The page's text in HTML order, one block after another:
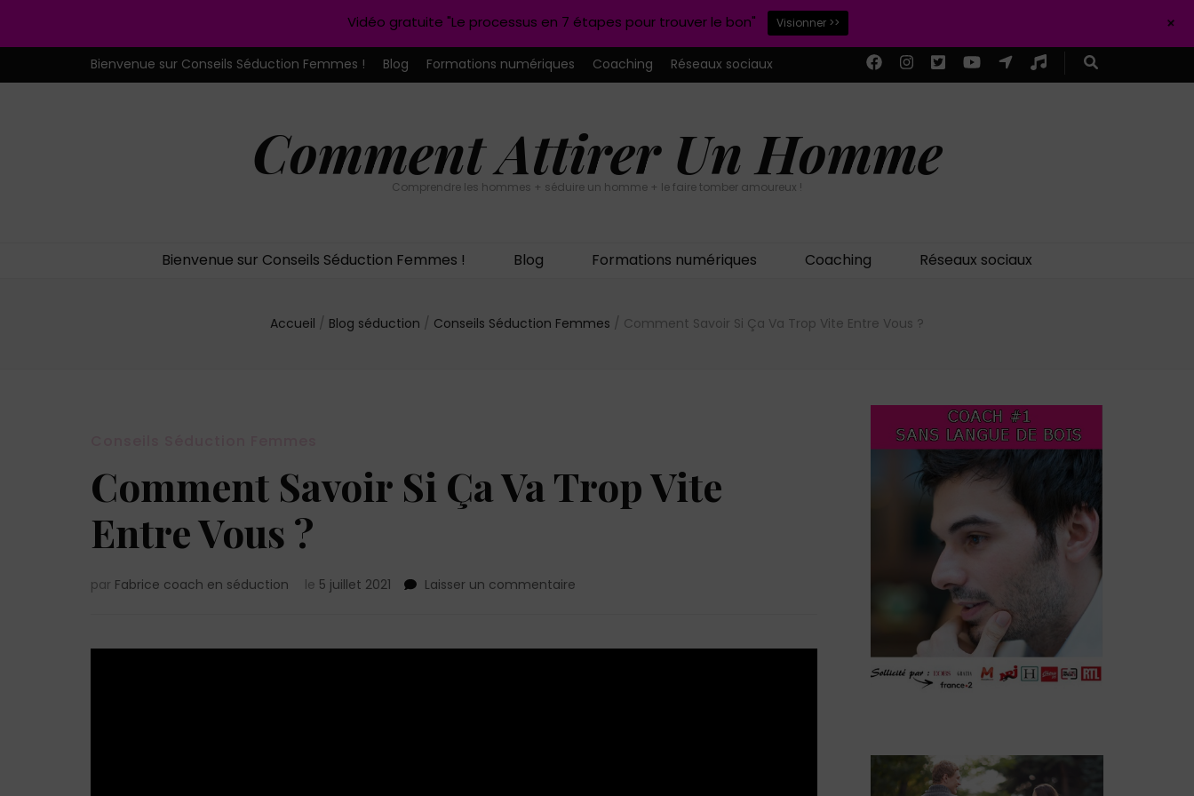
Bienvenue sur Conseils Séduction Femmes ! Blog Formations numériques Coaching Réseaux sociaux
Comment Attirer Un Homme
Comprendre les hommes + séduire un homme + le faire tomber amoureux !
Bienvenue sur Conseils Séduction Femmes ! Blog Formations numériques Coaching Réseaux sociaux
Accueil / Blog séduction / Conseils Séduction Femmes / Comment Savoir Si Ça Va Trop Vite Entre Vous ?
Comment Savoir Si Ça Va Trop Vite
Entre Vous ?
par Fabrice coach en séduction le 5 juillet 2021 Laisser un commentaire
Vidéo gratuite "Le processus en 7 étapes pour trouver le bon" Visionner >> +